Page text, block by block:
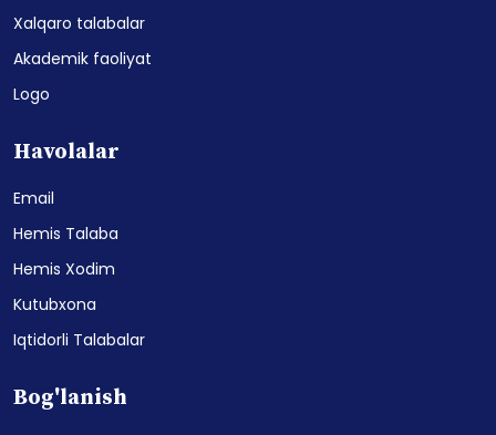
Xalqaro talabalar
Akademik faoliyat
Logo
Havolalar
Email
Hemis Talaba
Hemis Xodim
Kutubxona
Iqtidorli Talabalar
Bog'lanish